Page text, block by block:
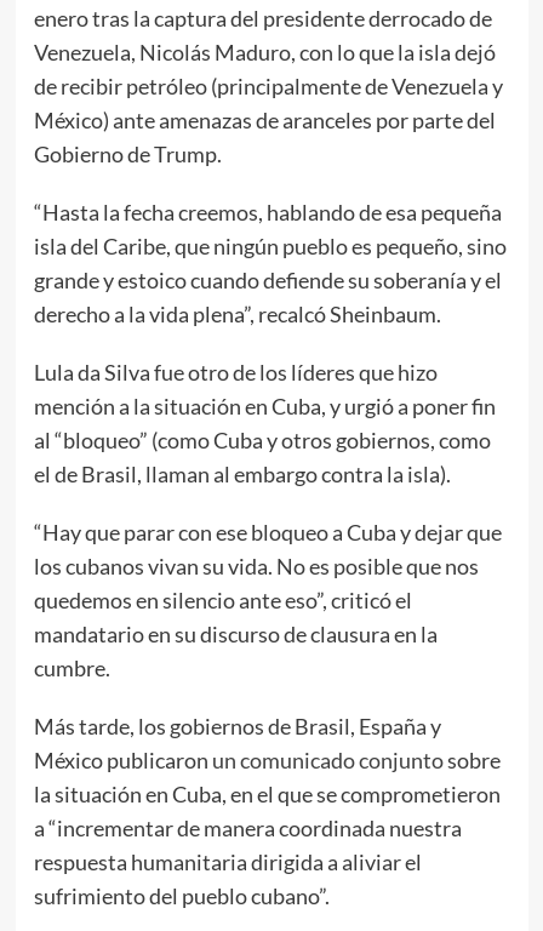
enero tras la captura del presidente derrocado de
Venezuela, Nicolás Maduro, con lo que la isla dejó
de recibir petróleo (principalmente de Venezuela y
México) ante amenazas de aranceles por parte del
Gobierno de Trump.
“Hasta la fecha creemos, hablando de esa pequeña
isla del Caribe, que ningún pueblo es pequeño, sino
grande y estoico cuando defiende su soberanía y el
derecho a la vida plena”, recalcó Sheinbaum.
Lula da Silva fue otro de los líderes que hizo
mención a la situación en Cuba, y urgió a poner fin
al “bloqueo” (como Cuba y otros gobiernos, como
el de Brasil, llaman al embargo contra la isla).
“Hay que parar con ese bloqueo a Cuba y dejar que
los cubanos vivan su vida. No es posible que nos
quedemos en silencio ante eso”, criticó el
mandatario en su discurso de clausura en la
cumbre.
Más tarde, los gobiernos de Brasil, España y
México publicaron un comunicado conjuntosobre
la situación en Cuba, en el que se comprometieron
a “incrementar de manera coordinada nuestra
respuesta humanitaria dirigida a aliviar el
sufrimiento del pueblo cubano”.